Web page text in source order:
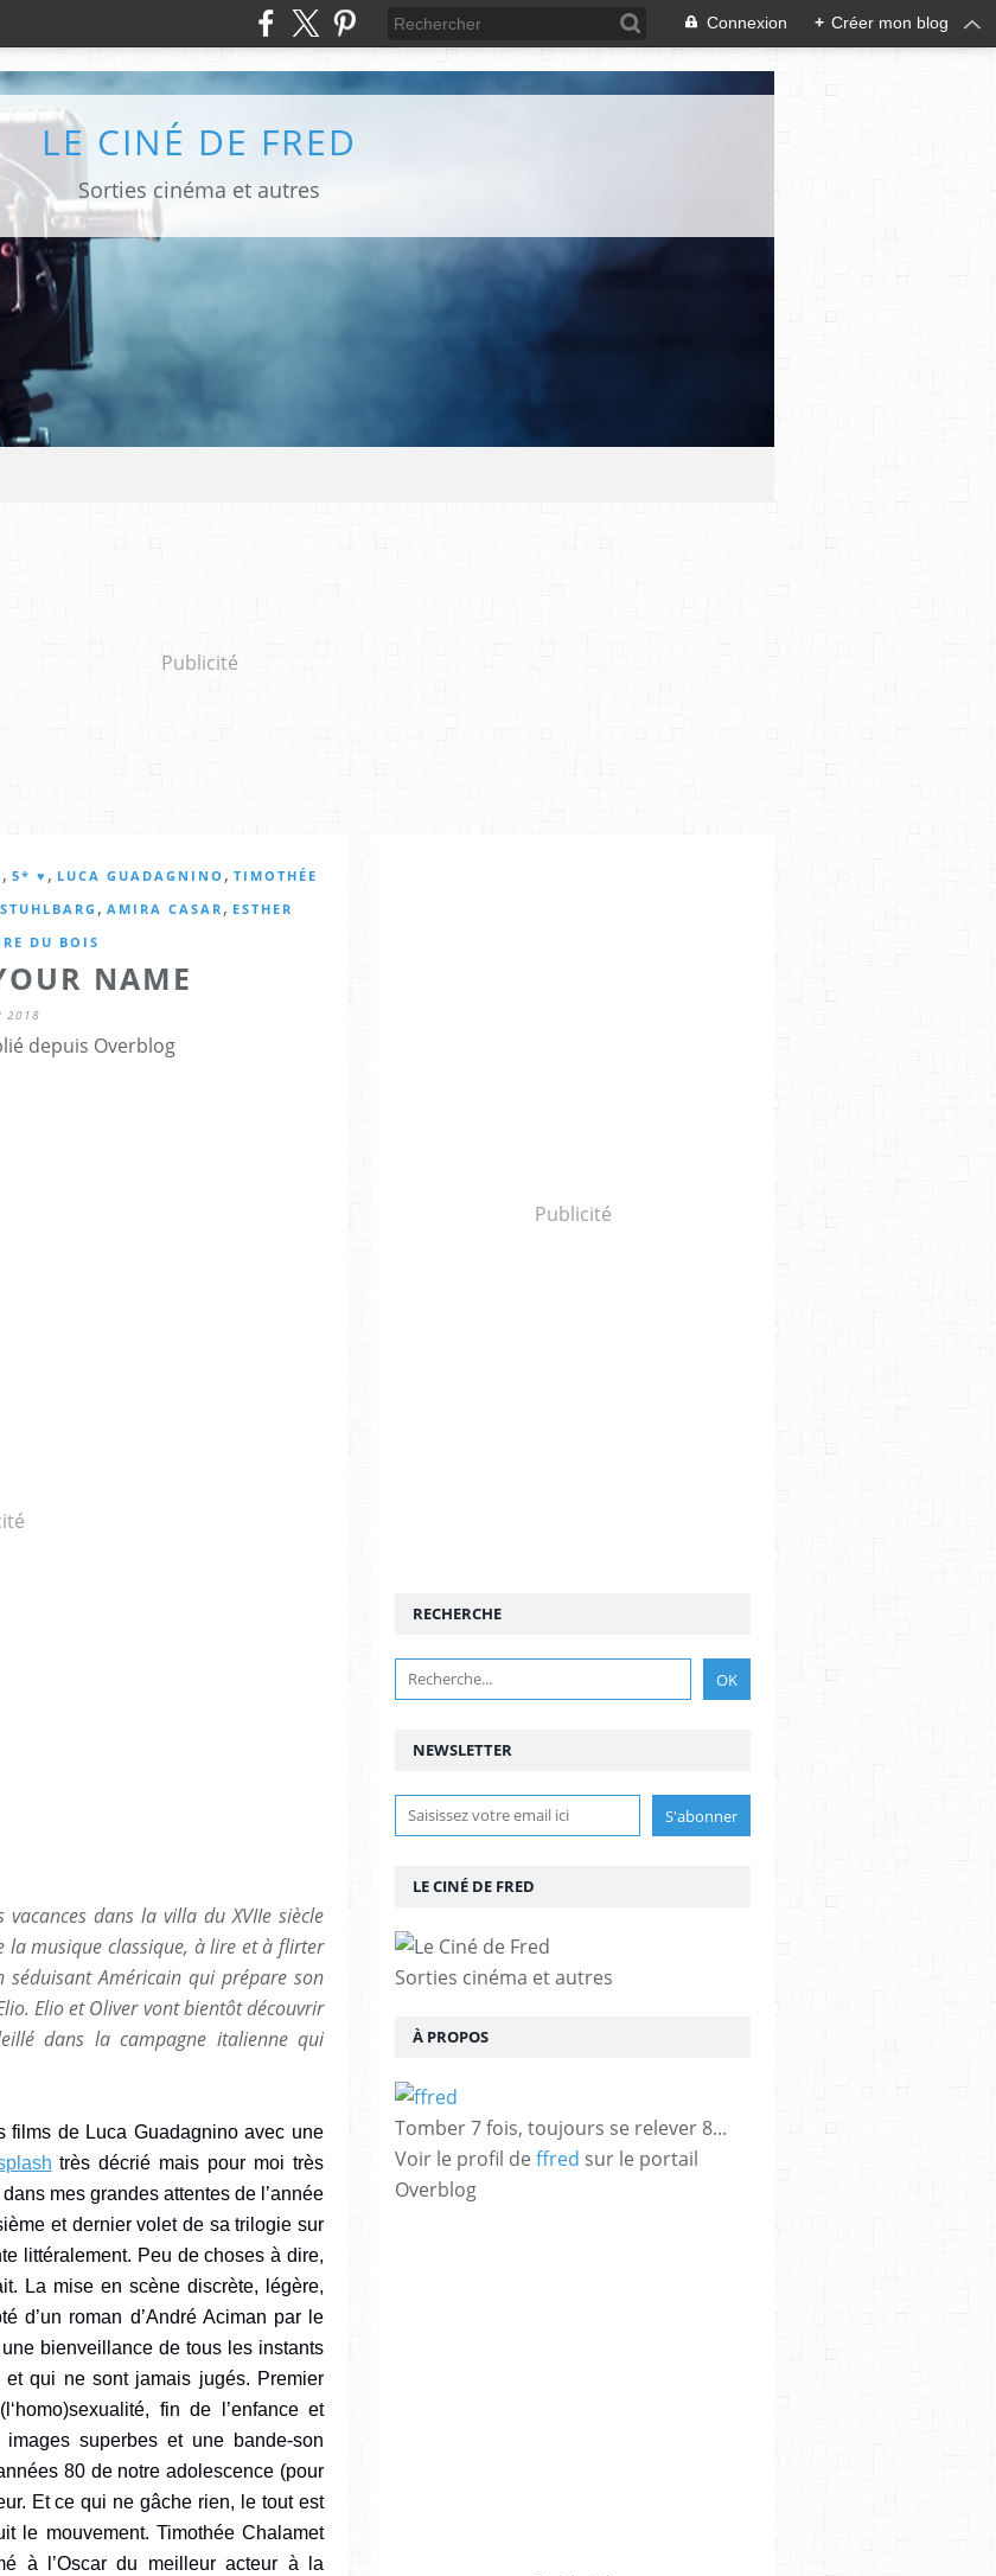
Connexion + Créer mon blog
LE CINÉ DE FRED
Sorties cinéma et autres
Publicité
, 5* ♥ , LUCA GUADAGNINO , TIMOTHÉE
, AMIRA CASAR , ESTHER
DU BOIS
NAME
2018
depuis Overblog
dans la villa du XVIIe siècle
la musique classique, à lire et à flirter
Américain qui prépare son
Elio et Oliver vont bientôt découvrir
dans la campagne italienne qui
films de Luca Guadagnino avec une
très décrié mais pour moi très
mes grandes attentes de l’année
et dernier volet de sa trilogie sur
littéralement. Peu de choses à dire,
La mise en scène discrète, légère,
d’un roman d’AndréAciman par le
bienveillance de tous les instants
et qui nesont jamais jugés. Premier
fin de l’enfance et
superbes et une bande-son
80 de notre adolescence (pour
Et ce qui ne gâche rien, le tout est
le mouvement. Timothée Chalamet
à l’Oscar du meilleur acteur à la
Publicité
NEWSLETTER
RECHERCHE
LE CINÉ DE FRED
Sorties cinéma et autres
À PROPOS
Tomber 7 fois, toujours se relever 8...
Voir le profil de ffred sur le portail
Overblog